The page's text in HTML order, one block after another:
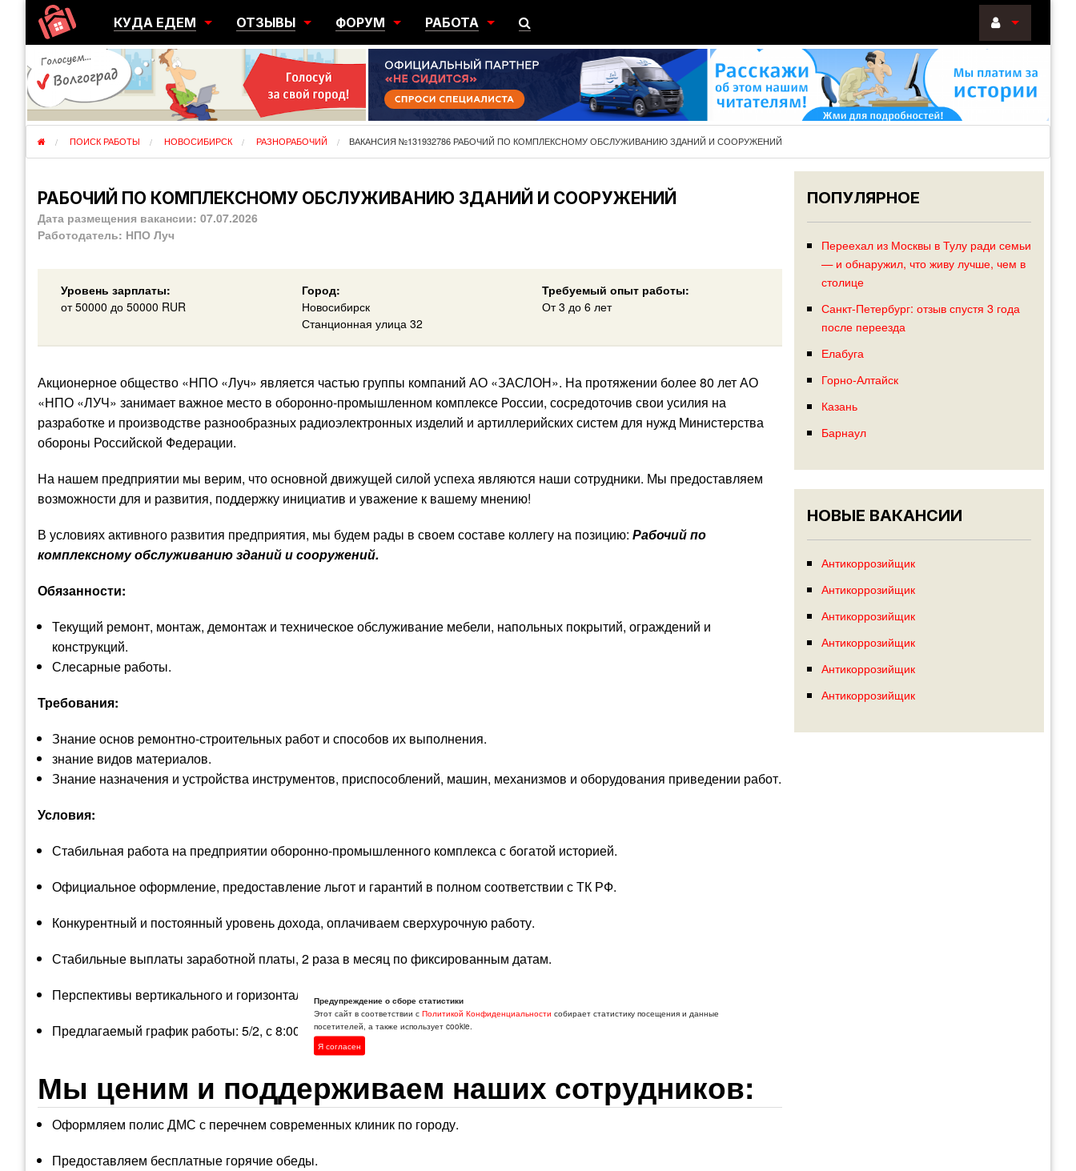
КУДА ЕДЕМ
ГОРОДА
РЕГИОНЫ
ОТЗЫВЫ
ПЕРЕЕЗДЫ
ЭМИГРАЦИЯ
ФОРУМ
ЮЖНЫЙ
РАБОТА
ПОИСК РАБОТЫ
РАЗМЕСТИТЬ ВАКАНСИЮ
Войти
ПОИСК РАБОТЫ НОВОСИБИРСК РАЗНОРАБОЧИЙ ВАКАНСИЯ №131932786 РАБОЧИЙ ПО КОМПЛЕКСНОМУ ОБСЛУЖИВАНИЮ ЗДАНИЙ И СООРУЖЕНИЙ
РАБОЧИЙ ПО КОМПЛЕКСНОМУ ОБСЛУЖИВАНИЮ ЗДАНИЙ И СООРУЖЕНИЙ
Дата размещения вакансии: 07.07.2026
Работодатель: НПО Луч
Уровень зарплаты:
от50000 до 50000 RUR
Город:
Новосибирск
Станционная улица 32
Требуемый опыт работы:
От 3 до 6 лет
Акционерное общество «НПО «Луч» является частью группы компаний АО «ЗАСЛОН». На протяжении более 80 лет АО
«НПО «ЛУЧ» занимает важное место в оборонно-промышленном комплексе России, сосредоточив свои усилия на
разработке и производстве разнообразных радиоэлектронных изделий и артиллерийских систем для нужд Министерства
обороны Российской Федерации.
На нашем предприятии мы верим, что основной движущей силой успеха являются наши сотрудники. Мы предоставляем
возможности для и развития, поддержку инициатив и уважение к вашему мнению!
В условиях активного развития предприятия, мы будем рады в своем составе коллегу на позицию: Рабочий по
комплексному обслуживанию зданий и сооружений.
Обязанности:
Текущий ремонт, монтаж, демонтаж и техническое обслуживание мебели, напольных покрытий, ограждений и
конструкций.
Слесарные работы.
Требования:
Знание основ ремонтно-строительных работ и способов их выполнения.
знание видов материалов.
Знание назначения и устройства инструментов, приспособлений, машин, механизмов и оборудования приведении работ.
Условия:
Стабильная работа на предприятии оборонно-промышленного комплекса с богатой историей.
Официальное оформление, предоставление льгот и гарантий в полном соответствии с ТК РФ.
Конкурентный и постоянный уровень дохода, оплачиваем сверхурочную работу.
Стабильные выплаты заработной платы, 2 раза в месяц по фиксированным датам.
Перспективы вертикального и горизонтального карьерного роста по результатам работы.
Предлагаемый график работы: 5/2, с 8:00 до 16:45.
Мы ценим и поддерживаем наших сотрудников:
Оформляем полис ДМС с перечнем современных клиник по городу.
Предоставляем бесплатные горячие обеды.
ПОПУЛЯРНОЕ
Переехал из Москвы в Тулу ради семьи
— и обнаружил, что живу лучше, чем в
столице
Санкт-Петербург: отзыв спустя 3 года
после переезда
Елабуга
Горно-Алтайск
Казань
Барнаул
НОВЫЕ ВАКАНСИИ
Антикоррозийщик
Антикоррозийщик
Антикоррозийщик
Антикоррозийщик
Антикоррозийщик
Антикоррозийщик
Предупреждение о сборе статистики
Этот сайт в соответствии с Политикой Конфиденциальности собирает статистику посещения и данные
посетителей, а также использует cookie.
Я согласен